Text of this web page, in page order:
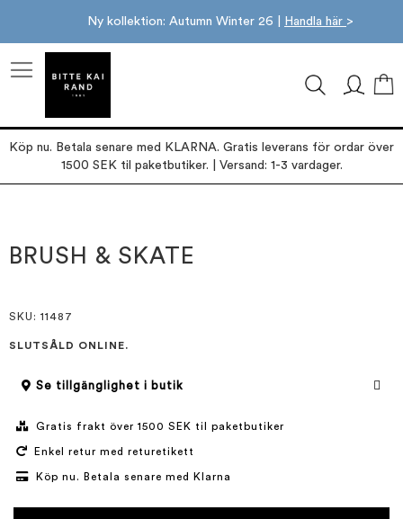
Ny kollektion: Autumn Winter 26 | Handla här >
Köp nu. Betala senare med KLARNA. Gratis leverans för ordar över
1500 SEK til paketbutiker. | Versand: 1-3 vardager.
slutet
av
början
av
BRUSH & SKATE
SKU : 11487
SLUTSÅLD ONLINE.
Se tillgänglighet i butik
Gratis frakt över 1500 SEK til paketbutiker
Enkel retur med returetikett
Köp nu. Betala senare med Klarna